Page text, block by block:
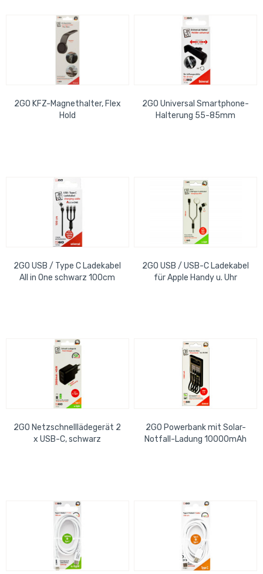
2GO KFZ-Magnethalter, Flex
Hold
2GO Universal Smartphone-
Halterung 55-85mm
2GO USB / Type C Ladekabel
All in One schwarz 100cm
2GO USB / USB-C Ladekabel
für Apple Handy u. Uhr
2GO Netzschnelllädegerät 2
x USB-C, schwarz
2GO Powerbank mit Solar-
Notfall-Ladung 10000mAh